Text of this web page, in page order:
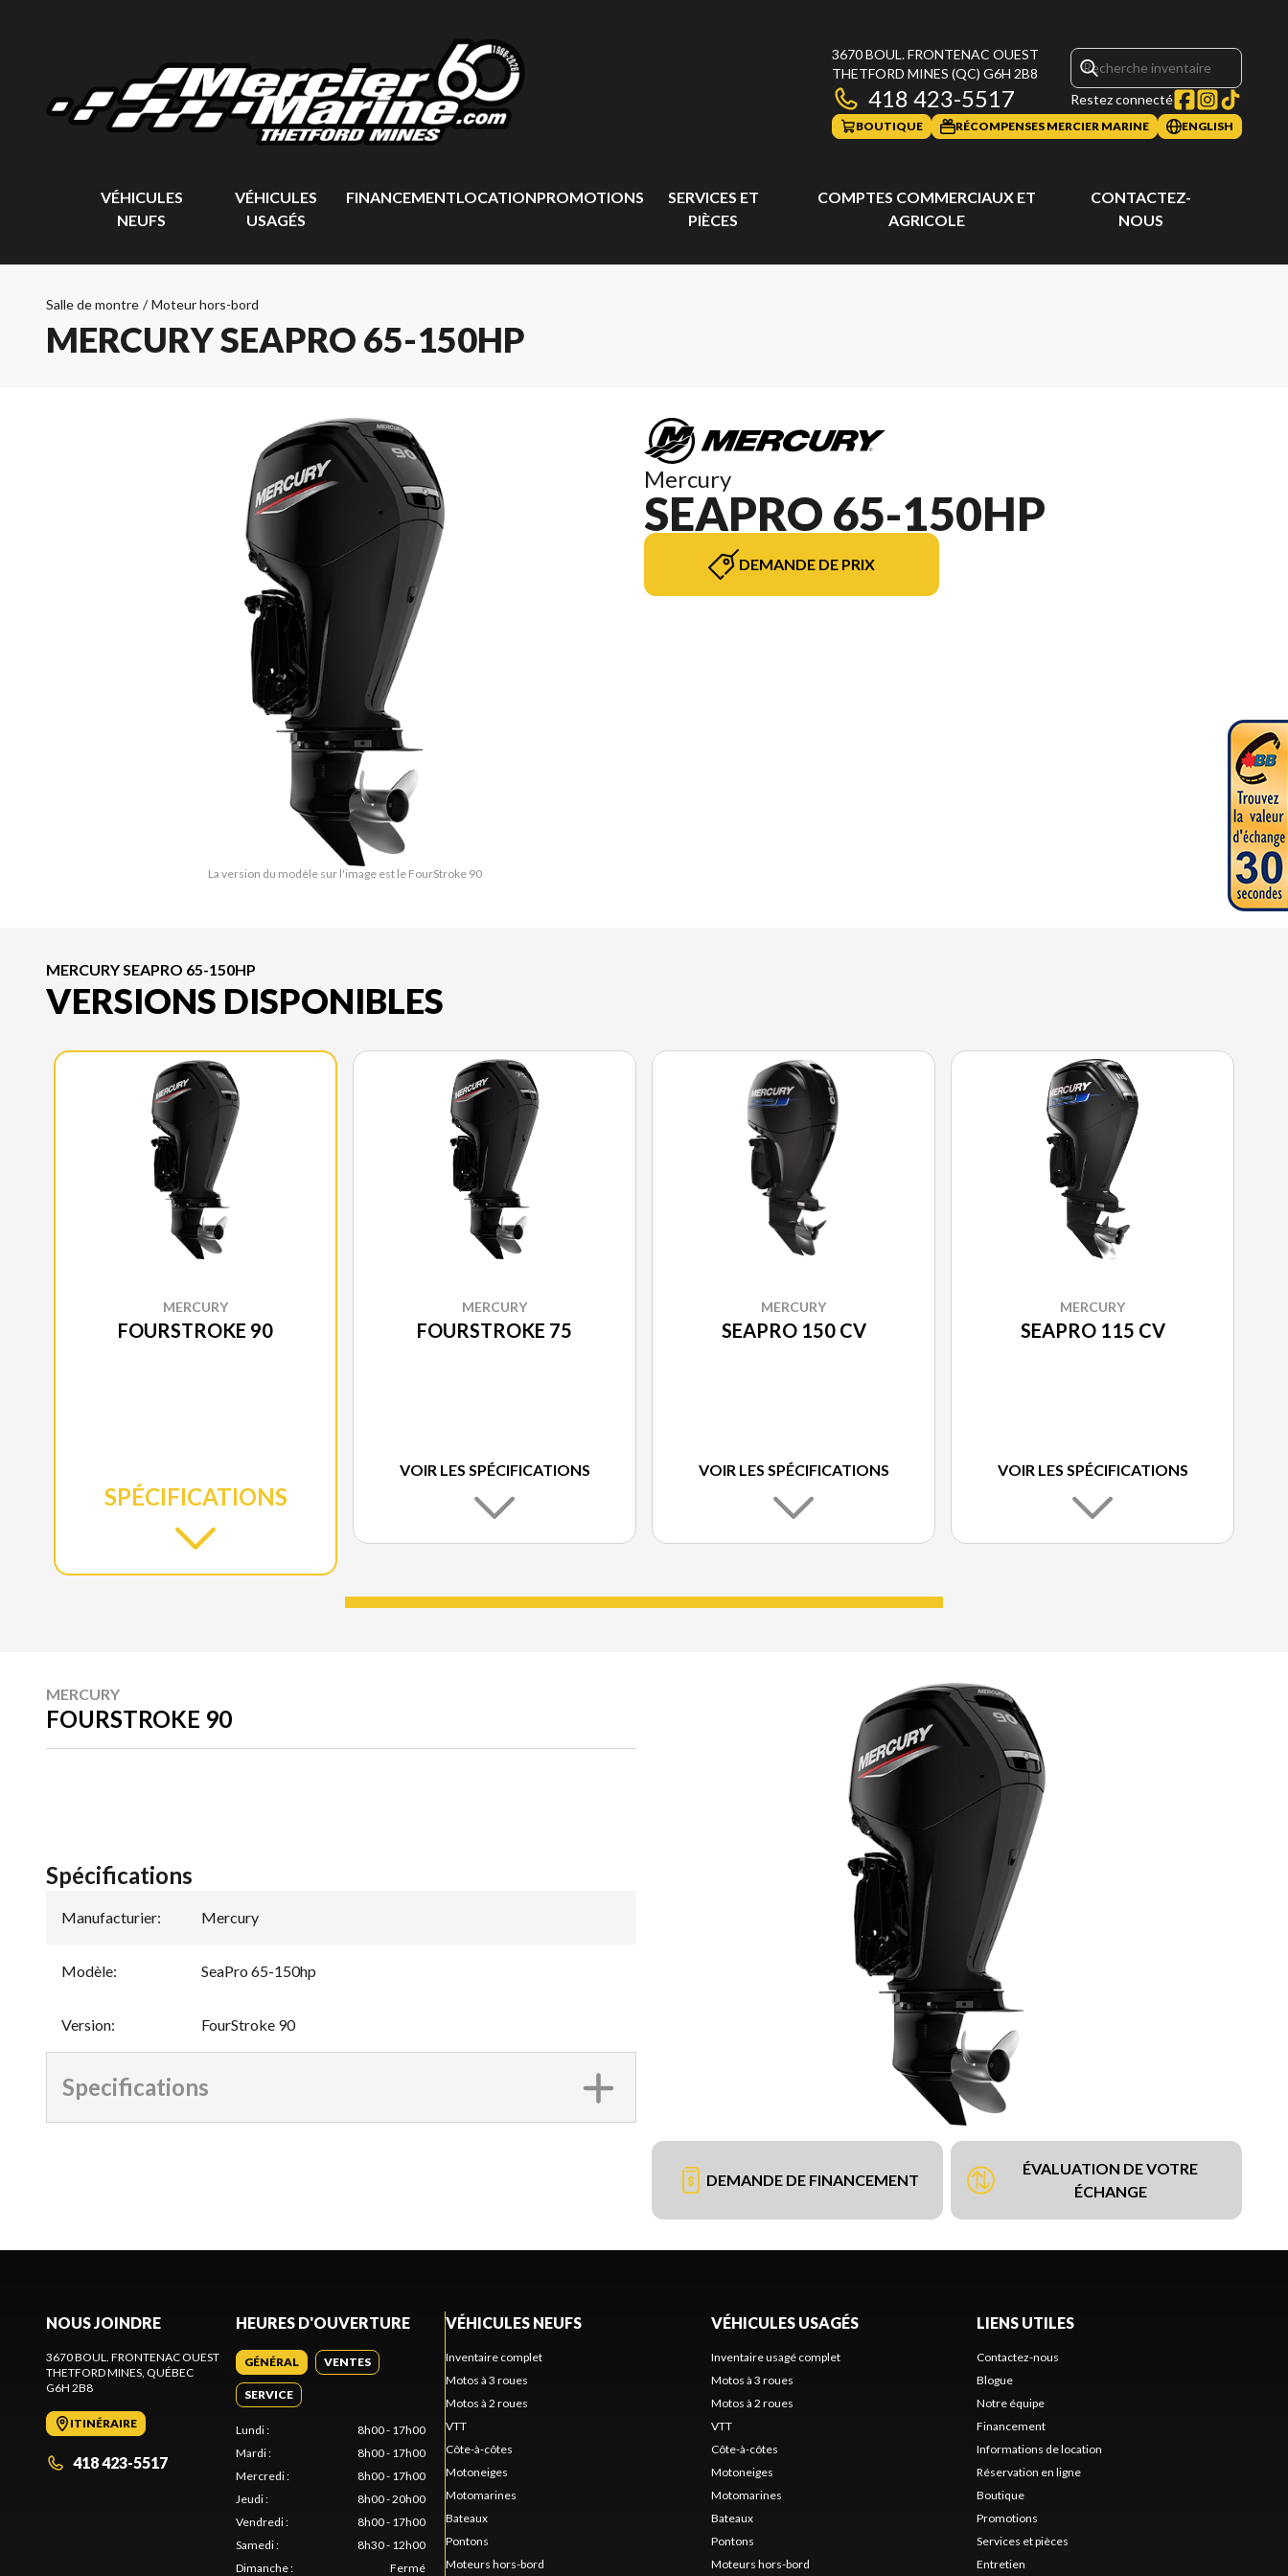
3670 BOUL. FRONTENAC OUEST
THETFORD MINES (QC) G6H 2B8
418 423-5517 Restez connecté
BOUTIQUE RÉCOMPENSES MERCIER MARINE ENGLISH
VÉHICULES
NEUFS
VÉHICULES
USAGÉS
FINANCEMENTLOCATIONPROMOTIONS
SERVICES ET
PIÈCES
COMPTES COMMERCIAUX ET
AGRICOLE
CONTACTEZ-
NOUS
Salle de montre / Moteur hors-bord
MERCURY SEAPRO 65-150HP
La version du modèle sur l'image est le FourStroke 90
Mercury
SEAPRO 65-150HP
DEMANDE DE PRIX
MERCURY SEAPRO 65-150HP
VERSIONS DISPONIBLES
MERCURY
FOURSTROKE 90
SPÉCIFICATIONS
MERCURY
FOURSTROKE 75
VOIR LES SPÉCIFICATIONS
MERCURY
SEAPRO 150 CV
VOIR LES SPÉCIFICATIONS
MERCURY
SEAPRO 115 CV
VOIR LES SPÉCIFICATIONS
MERCURY
FOURSTROKE 90
DEMANDE DE FINANCEMENT
ÉVALUATION DE VOTRE
ÉCHANGE
Spécifications
Manufacturier: Mercury
Modèle: SeaPro 65-150hp
Version: FourStroke 90
Specifications
NOUS JOINDRE
3670 BOUL. FRONTENAC OUEST
THETFORD MINES , QUÉBEC
G6H 2B8
ITINÉRAIRE
418 423-5517
HEURES D'OUVERTURE
GÉNÉRAL VENTES
SERVICE
Lundi:
8h00 - 17h00
Mardi:
8h00 - 17h00
Mercredi:
8h00 - 17h00
Jeudi:
8h00 - 20h00
Vendredi:
8h00 - 17h00
Samedi:
8h30 - 12h00
Dimanche: Fermé
VÉHICULES NEUFS
Inventaire complet
Motos à 3 roues
Motos à 2 roues
VTT
Côte-à-côtes
Motoneiges
Motomarines
Bateaux
Pontons
Moteurs hors-bord
VÉHICULES USAGÉS
Inventaire usagé complet
Motos à 3 roues
Motos à 2 roues
VTT
Côte-à-côtes
Motoneiges
Motomarines
Bateaux
Pontons
Moteurs hors-bord
LIENS UTILES
Contactez-nous
Blogue
Notre équipe
Financement
Informations de location
Réservation en ligne
Boutique
Promotions
Services et pièces
Entretien